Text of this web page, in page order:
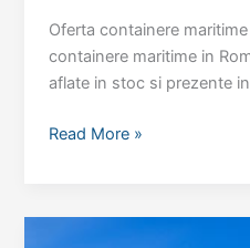
Oferta containere
containere maritime in
aflate in stoc si prezente
Oferta
in
Read More »